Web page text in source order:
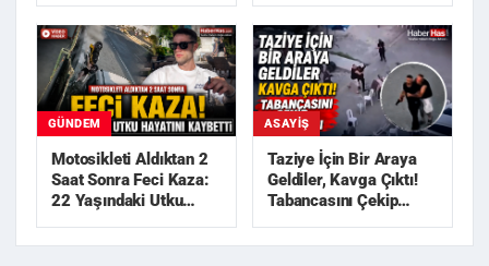
GÜNDEM
Motosikleti Aldıktan 2
Saat Sonra Feci Kaza:
22 Yaşındaki Utku
ASAYIŞ
Taziye İçin Bir Araya
Geldiler, Kavga Çıktı!
Tabancasını Çekip